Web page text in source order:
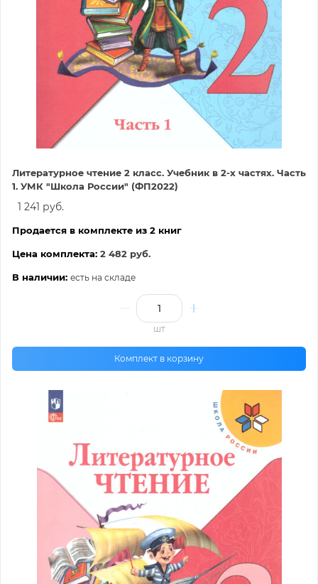
Литературное чтение 2 класс. Учебник в 2-х частях. Часть
1. УМК "Школа России" (ФП2022)
1 241 руб.
Продается в комплекте из 2 книг
Цена комплекта: 2 482 руб.
В наличии: есть на складе
шт
Комплект в корзину